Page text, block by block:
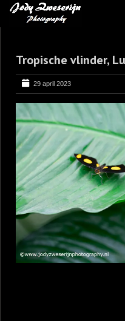
BLOG
LEREN VAN KUNST
BENCE MATE FOTOHUTTEN
OVER MIJ
CONTACT
Tropische vlinder,
29 april 2023